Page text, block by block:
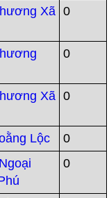
Xã 0
0
Xã 0
Lộc
0
0